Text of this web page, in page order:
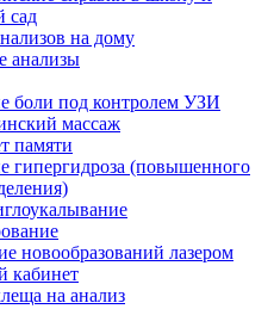
сад
на дому
анализы
боли под контролем УЗИ
массаж
памяти
гипергидроза (повышенного
новообразований лазером
кабинет
на анализ